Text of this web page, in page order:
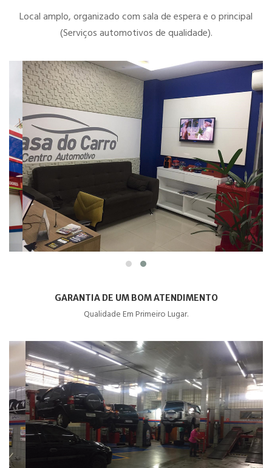
Local amplo, organizado com sala de espera e o principal
(Serviços automotivos de qualidade).
GARANTIA DE UM BOM ATENDIMENTO
Qualidade Em Primeiro Lugar.